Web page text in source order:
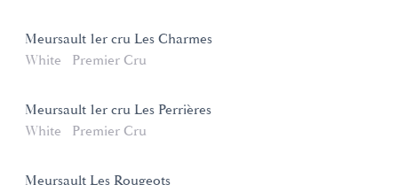
Meursault 1er cru Les Charmes
White
Premier Cru
Meursault 1er cru Les Perrières
White
Premier Cru
Meursault Les Rougeots